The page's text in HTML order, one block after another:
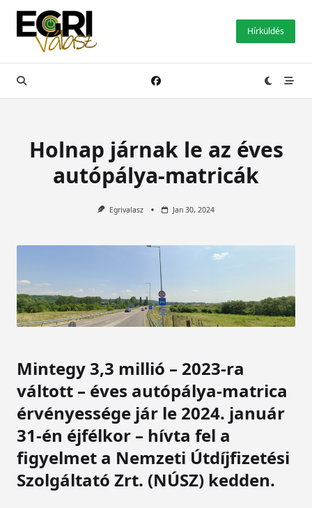
Skip
content
Hírküldés
Holnap járnak le az éves
autópálya-matricák
Egrivalasz Jan 30, 2024
Mintegy 3,3 millió – 2023-ra
váltott – éves autópálya-matrica
érvényessége jár le 2024. január
31-én éjfélkor – hívta fel a
figyelmet a Nemzeti Útdíjfizetési
Szolgáltató Zrt. (NÚSZ) kedden.